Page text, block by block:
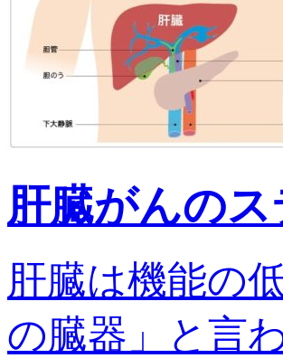
肝臓がんの
肝臓は機能の
の臓器」と言